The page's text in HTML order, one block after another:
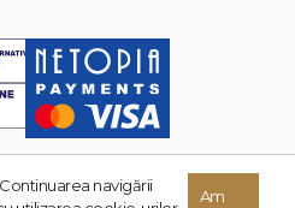
Toate drepturile rezervate.
navigării
Am